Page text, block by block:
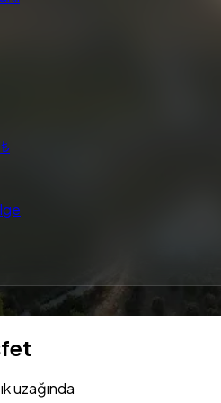
exploreTüm Rehber
uzağında